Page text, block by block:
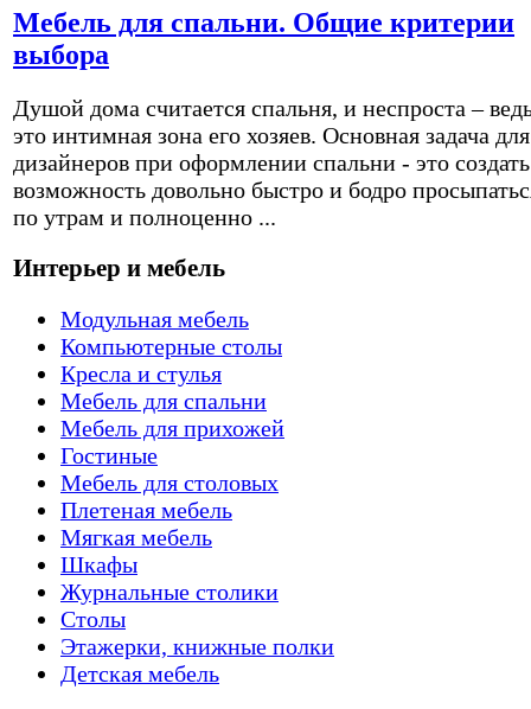
Мебель для спальни. Общие критерии
выбора
Душой дома считается спальня, и неспроста –
это интимная зона его хозяев. Основная задача для
дизайнеров при оформлении спальни - это создать
возможность довольно быстро и бодро
по утрам и полноценно ...
Интерьер и мебель
Модульная мебель
Компьютерные столы
Кресла и стулья
Мебель для спальни
Мебель для прихожей
Гостиные
Мебель для столовых
Плетеная мебель
Мягкая мебель
Шкафы
Журнальные столики
Столы
Этажерки, книжные полки
Детская мебель